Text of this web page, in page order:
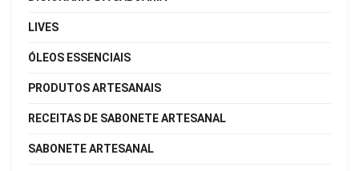
LIVES
ÓLEOS ESSENCIAIS
PRODUTOS ARTESANAIS
RECEITAS DE SABONETE ARTESANAL
SABONETE ARTESANAL